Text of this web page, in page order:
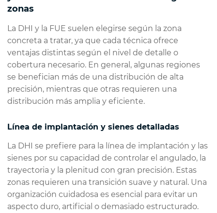
zonas
La DHI y la FUE suelen elegirse según la zona
concreta a tratar, ya que cada técnica ofrece
ventajas distintas según el nivel de detalle o
cobertura necesario. En general, algunas regiones
se benefician más de una distribución de alta
precisión, mientras que otras requieren una
distribución más amplia y eficiente.
Línea de implantación y sienes detalladas
La DHI se prefiere para la línea de implantación y las
sienes por su capacidad de controlar el angulado, la
trayectoria y la plenitud con gran precisión. Estas
zonas requieren una transición suave y natural. Una
organización cuidadosa es esencial para evitar un
aspecto duro, artificial o demasiado estructurado.